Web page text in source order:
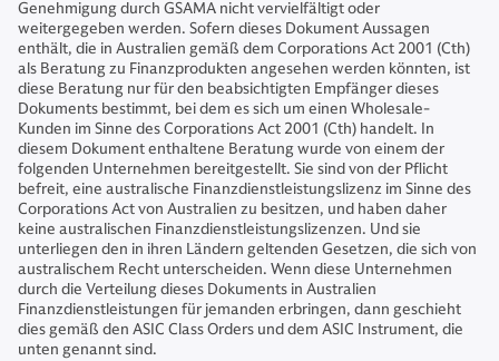
Genehmigung durch GSAMA nicht vervielfältigt oder
weitergegeben werden. Sofern dieses Dokument Aussagen
enthält, die in Australien gemäß dem Corporations Act 2001 (Cth)
als Beratung zu Finanzprodukten angesehen werden könnten, ist
diese Beratung nur für den beabsichtigten Empfänger dieses
Dokuments bestimmt, bei dem es sich um einen Wholesale-
Kunden im Sinne des Corporations Act 2001 (Cth) handelt. In
diesem Dokument enthaltene Beratung wurde von einem der
folgenden Unternehmen bereitgestellt. Sie sind von der Pflicht
befreit, eine australische Finanzdienstleistungslizenz im Sinne des
Corporations Act von Australien zu besitzen, und haben daher
keine australischen Finanzdienstleistungslizenzen. Und sie
unterliegen den in ihren Ländern geltenden Gesetzen, die sich von
australischem Recht unterscheiden. Wenn diese Unternehmen
durch die Verteilung dieses Dokuments in Australien
Finanzdienstleistungen für jemanden erbringen, dann geschieht
dies gemäß den ASIC Class Orders und dem ASIC Instrument, die
unten genannt sind.